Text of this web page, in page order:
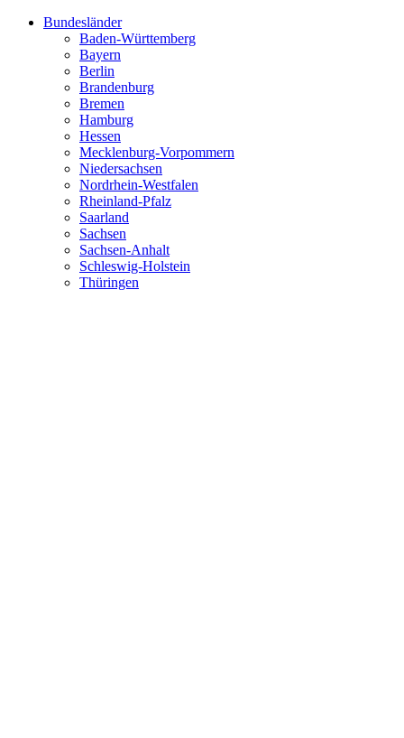
Bundesländer
Baden-Württemberg
Bayern
Berlin
Brandenburg
Bremen
Hamburg
Hessen
Mecklenburg-Vorpommern
Niedersachsen
Nordrhein-Westfalen
Rheinland-Pfalz
Saarland
Sachsen
Sachsen-Anhalt
Schleswig-Holstein
Thüringen